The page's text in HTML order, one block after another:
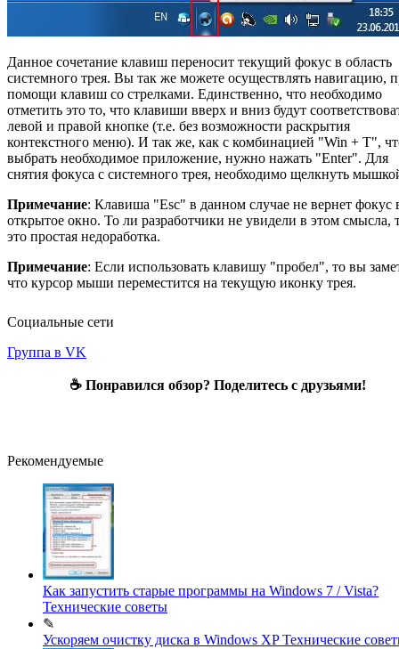
Данное сочетание клавиш переносит текущий фокус в область
системного трея. Вы так же можете осуществлять навигацию,
помощи клавиш со стрелками. Единственно, что необходимо
отметить это то, что клавиши вверх и вниз будут
левой и правой кнопке (т.е. без возможности раскрытия
контекстного меню). И так же, как с комбинацией "Win + T",
выбрать необходимое приложение, нужно нажать "Enter". Для
снятия фокуса с системного трея, необходимо щелкнуть
Примечание: Клавиша "Esc" в данном случае не вернет фокус
открытое окно. То ли разработчики не увидели в этом смысла,
это простая недоработка.
Примечание: Если использовать клавишу "пробел", то вы
что курсор мыши переместится на текущую иконку трея.
Социальные сети
Группа в VK
☕ Понравился обзор? Поделитесь с друзьями!
Рекомендуемые
Как запустить старые программы на Windows 7 / Vista?
Технические советы
✎
Ускоряем очистку диска в Windows XPТехнические